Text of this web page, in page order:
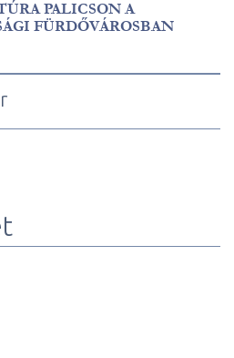
PALICSON A
FÜRDŐVÁROSBAN